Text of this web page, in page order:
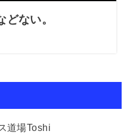
ない。
道場Toshi